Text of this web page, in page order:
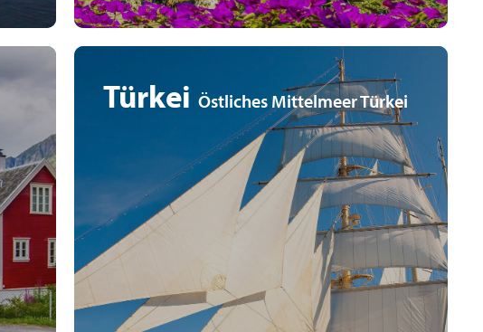
Türkei Östliches Mittelmeer Türkei
Traumkulisse unter weißen Segeln
Privates Ambiente